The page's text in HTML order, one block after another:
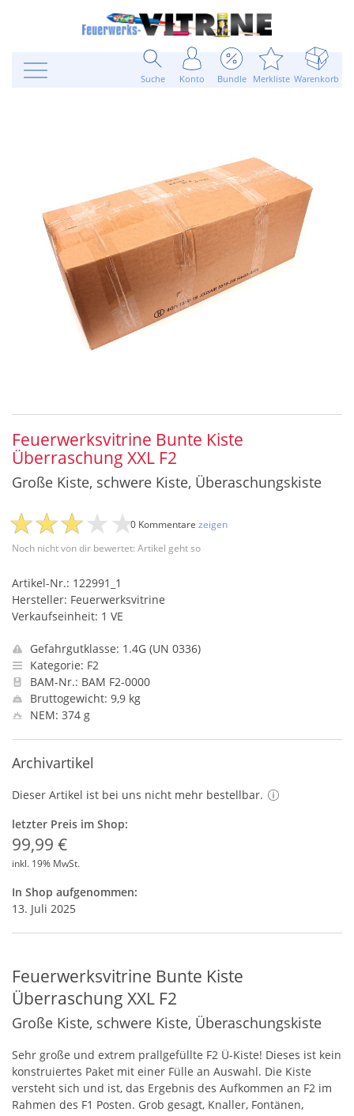
Suche Konto Bundle Merkliste Warenkorb
Feuerwerksvitrine Bunte Kiste
Überraschung XXL F2
Große Kiste, schwere Kiste, Überaschungskiste
Noch nicht von dir bewertet: Artikel geht so
0 Kommentare zeigen
Artikel-Nr.: 122991_1
Hersteller: Feuerwerksvitrine
Verkaufseinheit: 1 VE
Gefahrgutklasse: 1.4G (UN 0336)
Kategorie: F2
BAM-Nr.: BAM F2-0000
Bruttogewicht: 9,9 kg
NEM: 374 g
Archivartikel
Dieser Artikel ist bei uns nicht mehr bestellbar.
letzter Preis im Shop:
99,99 €
inkl. 19% MwSt.
In Shop aufgenommen:
13. Juli 2025
Feuerwerksvitrine Bunte Kiste
Überraschung XXL F2
Große Kiste, schwere Kiste, Überaschungskiste
Sehr große und extrem prallgefüllte F2 Ü-Kiste! Dieses ist kein
konstruiertes Paket mit einer Fülle an Auswahl. Die Kiste
versteht sich und ist, das Ergebnis des Aufkommen an F2 im
Rahmen des F1 Posten. Grob gesagt, Knaller, Fontänen,